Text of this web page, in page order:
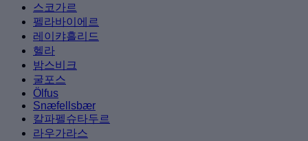
스코가르
펠라바이에르
레이캬흘리드
헬라
밤스비크
굴포스
Ölfus
Snæfellsbær
칼파펠슈타두르
라우가라스